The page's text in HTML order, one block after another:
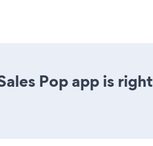
Pop app is